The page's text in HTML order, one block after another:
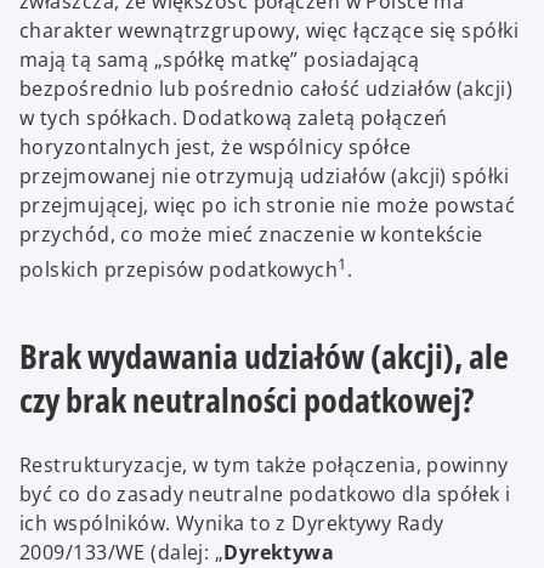
charakter wewnątrzgrupowy, więc łączące się spółki
mają tą samą „spółkę matkę” posiadającą
bezpośrednio lub pośrednio całość udziałów (akcji)
w tych spółkach. Dodatkową zaletą połączeń
horyzontalnych jest, że wspólnicy spółce
przejmowanej nie otrzymują udziałów (akcji) spółki
przejmującej, więc po ich stronie nie może powstać
przychód, co może mieć znaczenie w kontekście
polskich przepisów podatkowych1 .
Brak wydawania udziałów (akcji), ale
czy brak neutralności podatkowej?
Restrukturyzacje, w tym także połączenia, powinny
być co do zasady neutralne podatkowo dla spółek i
ich wspólników. Wynika to z Dyrektywy Rady
2009/133/WE (dalej: „Dyrektywa